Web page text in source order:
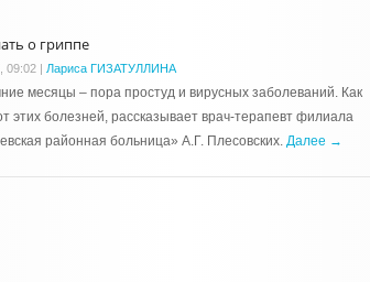
о гриппе
09:02 | Лариса ГИЗАТУЛЛИНА
месяцы – пора простуд и вирусных заболеваний. Как
этих болезней, рассказывает врач-терапевт филиала
районная больница» А.Г. Плесовских. Далее →